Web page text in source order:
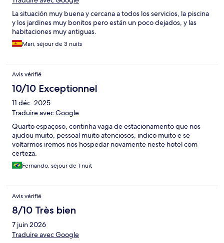
La situación muy buena y cercana a todos los servicios, la piscina
y los jardines muy bonitos pero están un poco dejados, y las
habitaciones muy antiguas.
Mari, séjour de 3 nuits
Avis vérifié
10/10 Exceptionnel
11 déc. 2025
Traduire avec Google
Quarto espaçoso, continha vaga de estacionamento que nos
ajudou muito, pessoal muito atenciosos, indico muito e se
voltarmos iremos nos hospedar novamente neste hotel com
certeza.
Fernando, séjour de 1 nuit
Avis vérifié
8/10 Très bien
7 juin 2026
Traduire avec Google